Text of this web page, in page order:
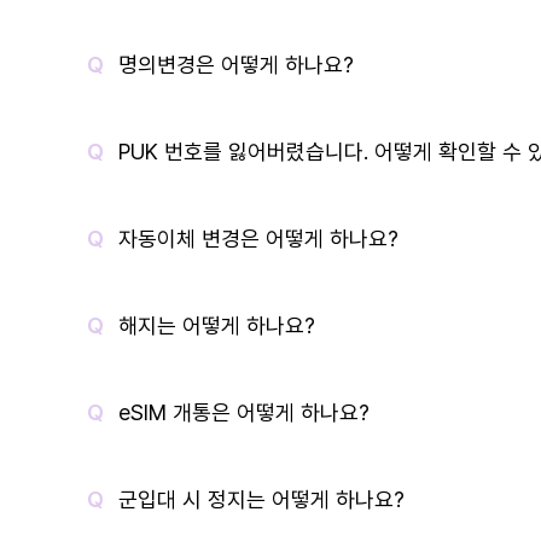
명의변경은 어떻게 하나요?
PUK 번호를 잃어버렸습니다. 어떻게 확인할 수
자동이체 변경은 어떻게 하나요?
해지는 어떻게 하나요?
eSIM 개통은 어떻게 하나요?
군입대 시 정지는 어떻게 하나요?